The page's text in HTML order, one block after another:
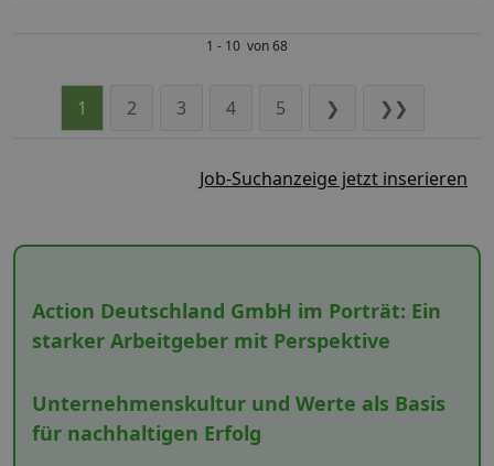
1 - 10 von 68
1 2 3 4 5 ❯ ❯❯
Job-Suchanzeige jetzt inserieren
Action Deutschland GmbH im Porträt: Ein
starker Arbeitgeber mit Perspektive
Unternehmenskultur und Werte als Basis
für nachhaltigen Erfolg